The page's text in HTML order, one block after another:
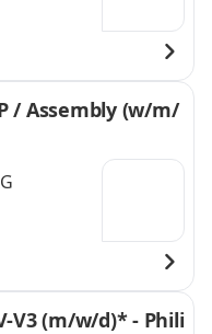
/ Assembly (w/m/
V3 (m/w/d)* - Phili